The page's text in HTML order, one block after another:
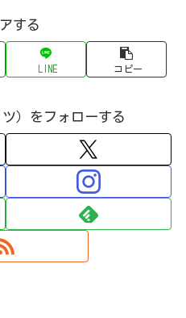
する
LINE コピー
）をフォローする